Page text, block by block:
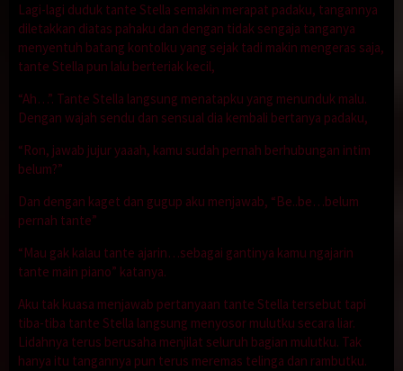
Lagi-lagi duduk tante Stella semakin merapat padaku, tangannya
diletakkan diatas pahaku dan dengan tidak sengaja tanganya
menyentuh batang kontolku yang sejak tadi makin mengeras saja,
tante Stella pun lalu berteriak kecil,
“Ah…”. Tante Stella langsung menatapku yang menunduk malu.
Dengan wajah sendu dan sensual dia kembali bertanya padaku,
“Ron, jawab jujur yaaah, kamu sudah pernah berhubungan intim
belum?”
Dan dengan kaget dan gugup aku menjawab, “Be..be…belum
pernah tante”
“Mau gak kalau tante ajarin…sebagai gantinya kamu ngajarin
tante main piano” katanya.
Aku tak kuasa menjawab pertanyaan tante Stella tersebut tapi
tiba-tiba tante Stella langsung menyosor mulutku secara liar.
Lidahnya terus berusaha menjilat seluruh bagian mulutku. Tak
hanya itu tangannya pun terus meremas telinga dan rambutku.